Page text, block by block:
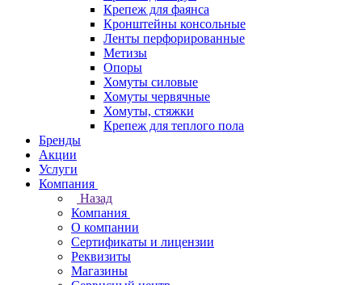
Крепеж для фаянса
Кронштейны консольные
Ленты перфорированные
Метизы
Опоры
Хомуты силовые
Хомуты червячные
Хомуты, стяжки
Крепеж для теплого пола
Бренды
Акции
Услуги
Компания
Назад
Компания
О компании
Сертификаты и лицензии
Реквизиты
Магазины